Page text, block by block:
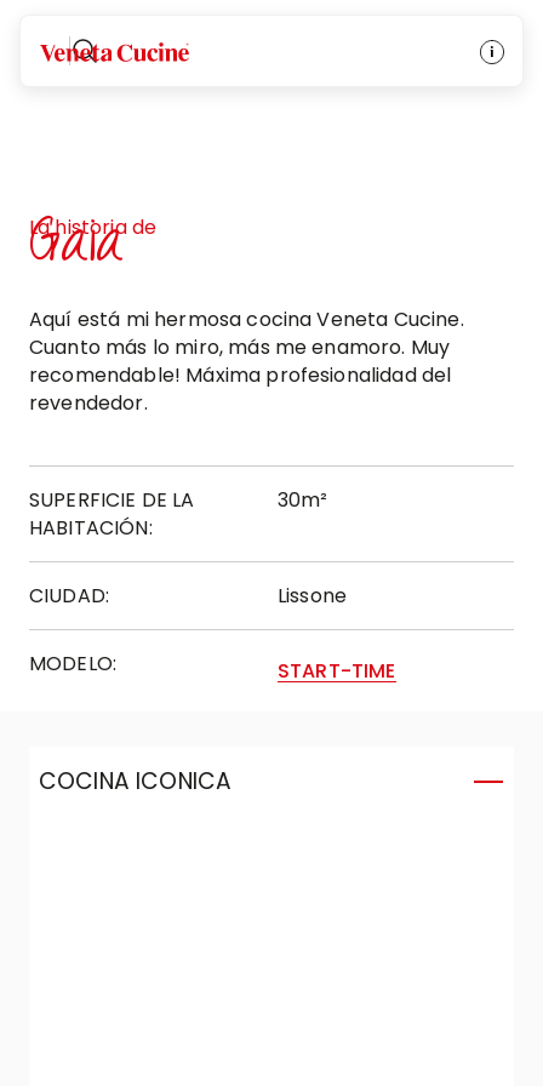
Veneta Cucine
La historia de
Gaia
Aquí está mi hermosa cocina Veneta Cucine.
Cuanto más lo miro, más me enamoro. Muy
recomendable! Máxima profesionalidad del
revendedor.
SUPERFICIE DE LA
HABITACIÓN:
30m²
CIUDAD: Lissone
MODELO: START-TIME
COCINA ICONICA